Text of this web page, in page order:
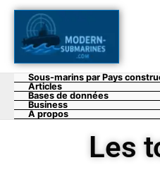
Aller
contenu
Sous-marins par Pays
Articles
Bases de données
Business
A propos
Les